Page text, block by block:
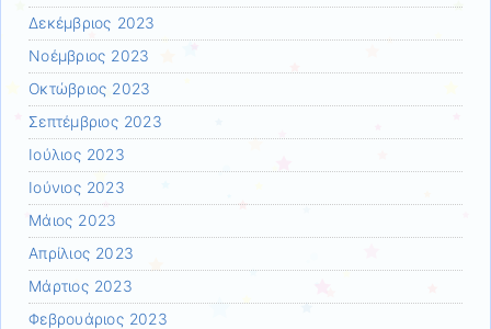
Δεκέμβριος 2023
Νοέμβριος 2023
Οκτώβριος 2023
Σεπτέμβριος 2023
Ιούλιος 2023
Ιούνιος 2023
Μάιος 2023
Απρίλιος 2023
Μάρτιος 2023
Φεβρουάριος 2023